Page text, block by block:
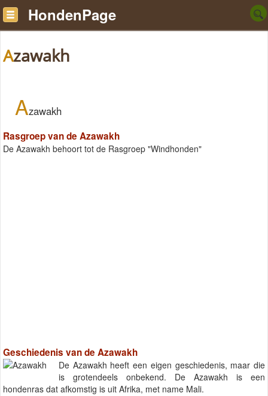
HondenPage
Azawakh
Azawakh
Rasgroep van de Azawakh
De Azawakh behoort tot de Rasgroep "Windhonden"
Geschiedenis van de Azawakh
De Azawakh heeft een eigen geschiedenis, maar die
is grotendeels onbekend. De Azawakh is een
hondenras dat afkomstig is uit Afrika, met name Mali.